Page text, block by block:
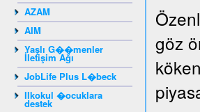
AZAM
AIM
Yaşlı G��menler
İletişim Ağı
JobLife Plus L�beck
Ilkokul �ocuklara
destek
göz